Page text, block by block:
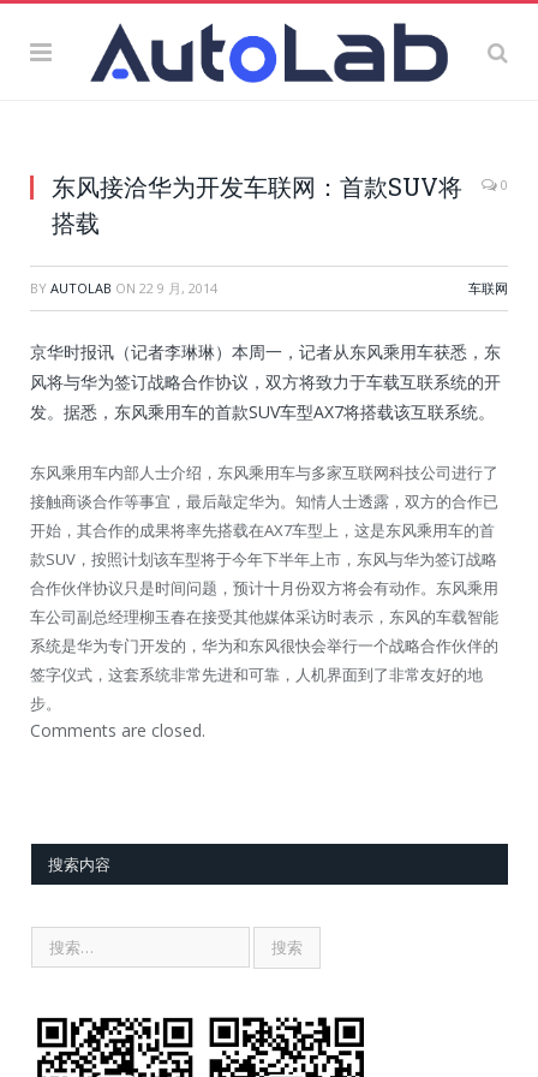
东风接洽华为开发车联网：首款SUV将
搭载
0
BY AUTOLAB ON 22 9 月, 2014 车联网
京华时报讯（记者李琳琳）本周一，记者从东风乘用车获悉，东
风将与华为签订战略合作协议，双方将致力于车载互联系统的开
发。据悉，东风乘用车的首款SUV车型AX7将搭载该互联系统。
东风乘用车内部人士介绍，东风乘用车与多家互联网科技公司进行了
接触商谈合作等事宜，最后敲定华为。知情人士透露，双方的合作已
开始，其合作的成果将率先搭载在AX7车型上，这是东风乘用车的首
款SUV，按照计划该车型将于今年下半年上市，东风与华为签订战略
合作伙伴协议只是时间问题，预计十月份双方将会有动作。东风乘用
车公司副总经理柳玉春在接受其他媒体采访时表示，东风的车载智能
系统是华为专门开发的，华为和东风很快会举行一个战略合作伙伴的
签字仪式，这套系统非常先进和可靠，人机界面到了非常友好的地
步。
Comments are closed.
搜索内容